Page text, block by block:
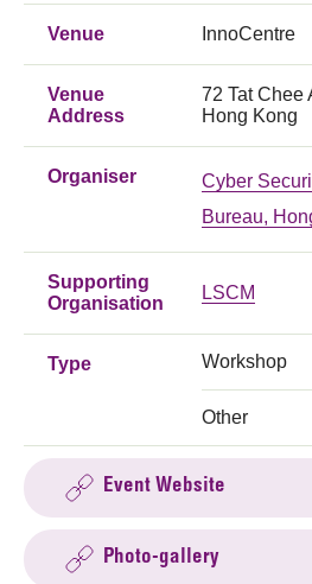
Venue InnoCentre
Venue
Address
72 Tat Chee
Hong Kong
Organiser
Cyber
Bureau,
Supporting
Organisation
LSCM
Type Workshop
Other
Event Website
Photo-gallery